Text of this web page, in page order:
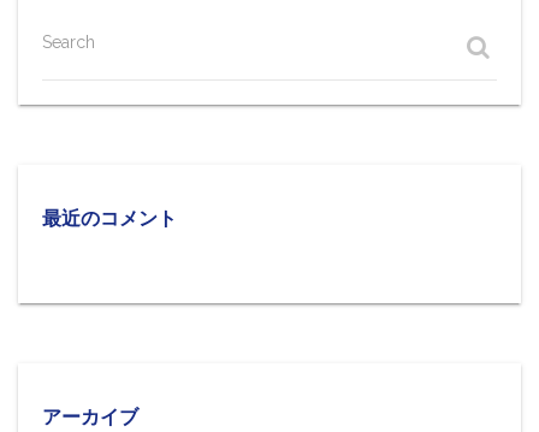
Search
最近のコメント
アーカイブ